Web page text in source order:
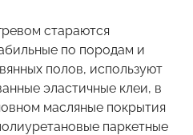
стараются
по породам и
полов, используют
эластичные клеи, в
масляные покрытия
паркетные